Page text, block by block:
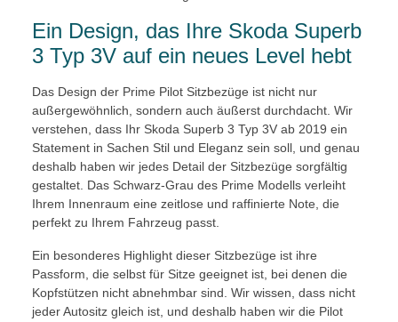
Ein Design, das Ihre Skoda Superb
3 Typ 3V auf ein neues Level hebt
Das Design der Prime Pilot Sitzbezüge ist nicht nur
außergewöhnlich, sondern auch äußerst durchdacht. Wir
verstehen, dass Ihr Skoda Superb 3 Typ 3V ab 2019 ein
Statement in Sachen Stil und Eleganz sein soll, und genau
deshalb haben wir jedes Detail der Sitzbezüge sorgfältig
gestaltet. Das Schwarz-Grau des Prime Modells verleiht
Ihrem Innenraum eine zeitlose und raffinierte Note, die
perfekt zu Ihrem Fahrzeug passt.
Ein besonderes Highlight dieser Sitzbezüge ist ihre
Passform, die selbst für Sitze geeignet ist, bei denen die
Kopfstützen nicht abnehmbar sind. Wir wissen, dass nicht
jeder Autositz gleich ist, und deshalb haben wir die Pilot